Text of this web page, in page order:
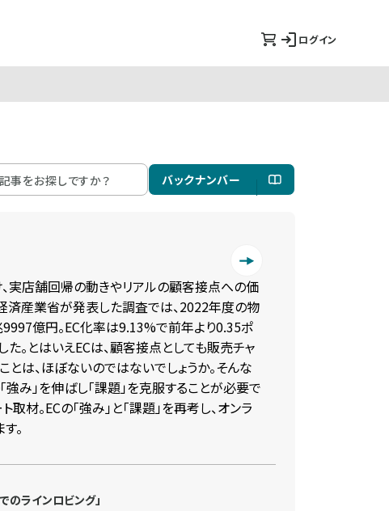
ログイン
バックナンバー
実店舗回帰の動きやリアルの顧客接点への価
済産業省が発表した調査では、2022年度の物
億円。EC化率は9.13%で前年より0.35ポ
。とはいえECは、顧客接点としても販売チャ
は、ほぼないのではないでしょうか。そんな
み」を伸ばし「課題」を克服することが必要で
材。ECの「強み」と「課題」を再考し、オンラ
。
のラインロビング」